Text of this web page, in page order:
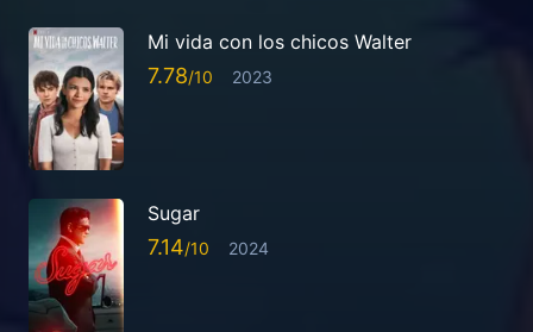
Mi vida con los chicos Walter
7.78 2023
Sugar
7.14 2024